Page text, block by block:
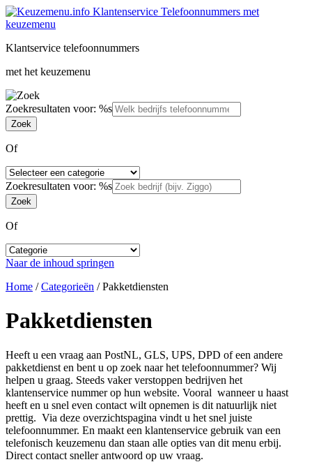
Klantservice telefoonnummers
met het keuzemenu
Zoekresultaten voor: %s
Of
Zoekresultaten voor: %s
Of
Naar de inhoud springen
Home /Categorieën /Pakketdiensten
Pakketdiensten
Heeft u een vraag aan PostNL, GLS, UPS, DPD of een andere
pakketdienst en bent u op zoek naar het telefoonnummer? Wij
helpen u graag. Steeds vaker verstoppen bedrijven het
klantenservice nummer op hun website. Vooral wanneer u haast
heeft en u snel even contact wilt opnemen is dit natuurlijk niet
prettig. Via deze overzichtspagina vindt u het snel juiste
telefoonnummer. En maakt een klantenservice gebruik van een
telefonisch keuzemenu dan staan alle opties van dit menu erbij.
Direct contact sneller antwoord op uw vraag.